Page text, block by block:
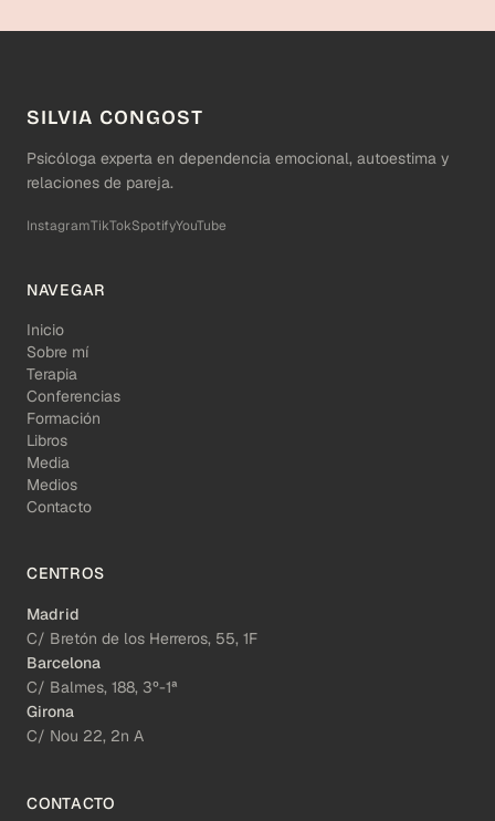
SILVIA CONGOST
Psicóloga experta en dependencia emocional, autoestima y
relaciones de pareja.
InstagramTikTokSpotifyYouTube
NAVEGAR
Inicio
Sobre mí
Terapia
Conferencias
Formación
Libros
Media
Medios
Contacto
CENTROS
Madrid
C/ Bretón de los Herreros, 55, 1F
Barcelona
C/ Balmes, 188, 3º-1ª
Girona
C/ Nou 22, 2n A
CONTACTO